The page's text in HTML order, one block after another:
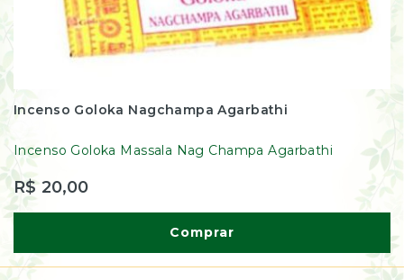
Incenso Goloka Nagchampa Agarbathi
Incenso Goloka Massala Nag Champa Agarbathi
R$ 20,00
Comprar